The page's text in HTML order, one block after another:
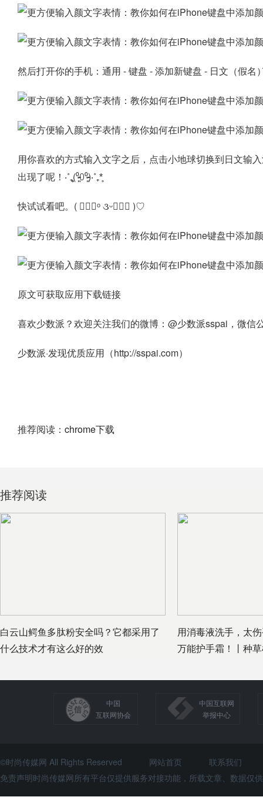
用你喜欢的方式输入文字之后，点击小地球切换到日文输
出现了呢！‧˚₊̥(⁰̷̴͈꒨⁰̷̴͈)‧˚₊*̥
快试试看吧。( ๑⃙⃘ᵒ ૩ᵕ๑⃙⃘ )♡
原文可获取应用下载链接
喜欢少数派？欢迎关注我们的微博：@少数派sspai，微信
少数派·发现优质应用（http://sspai.com）
推荐阅读： chrome下载
推荐阅读
白云山鳄鱼多肽粉安全吗？它都采用了
什么技术才有这么好的效
用消毒液洗手，太
万能护手霜！丨种
中国
互联网协会
中国互联网
举报中心
©时尚传媒网 All Rights Reserved 网站首页
联系我们
免责声明时尚传媒网所有平台仅提供服务对接功能，所载文章、数据